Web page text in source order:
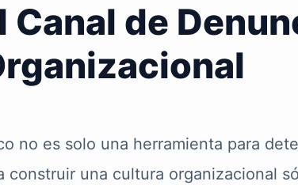
de
no es solo una herramienta para
construir una cultura organizacional